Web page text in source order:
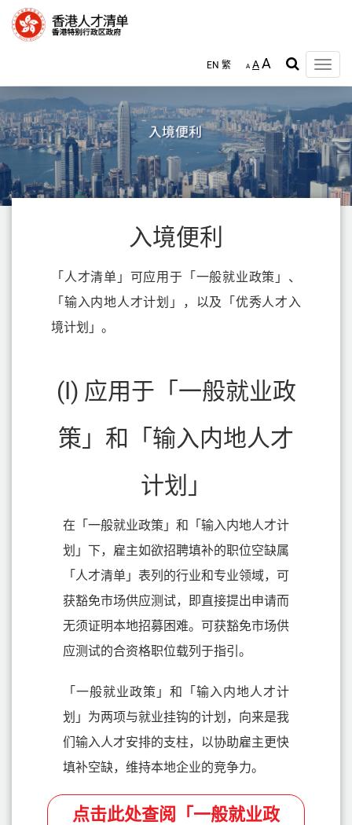
EN 繁 A AA
Toggle
入境便利
「人才清单」可应用于「一般就业政策」、
「输入内地人才计划」，以及「优秀人才入
境计划」。
(I) 应用于「一般就业政
策」和「输入内地人才
计划」
在「一般就业政策」和「输入内地人才计
划」下，雇主如欲招聘填补的职位空缺属
「人才清单」表列的行业和专业领域，可
获豁免市场供应测试，即直接提出申请而
无须证明本地招募困难。可获豁免市场供
应测试的合资格职位载列于指引。
「一般就业政策」和「输入内地人才计
划」为两项与就业挂钩的计划，向来是我
们输入人才安排的支柱，以协助雇主更快
填补空缺，维持本地企业的竞争力。
点击此处查阅「一般就业政